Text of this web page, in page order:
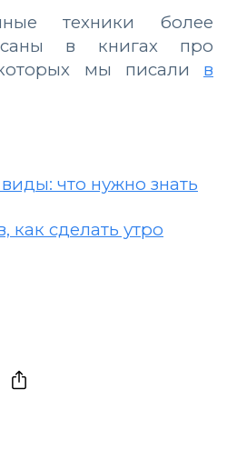
техники более
в книгах про
мы писали в
что нужно знать
как сделать утро